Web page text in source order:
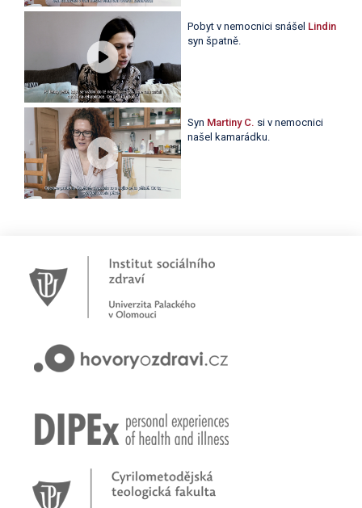
Pobyt v nemocnici snášel Lindin
syn špatně.
Syn Martiny C. si v nemocnici
našel kamarádku.